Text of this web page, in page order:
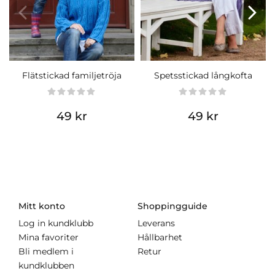
Flätstickad familjetröja
49 kr
Spetsstickad långkofta
49 kr
Mitt konto
Log in kundklubb
Mina favoriter
Bli medlem i
kundklubben
Shoppingguide
Leverans
Hållbarhet
Retur